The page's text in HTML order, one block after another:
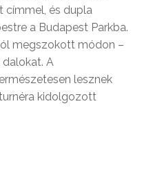
címmel, és dupla
a Budapest Parkba.
megszokott módon –
A
lesznek
kidolgozott